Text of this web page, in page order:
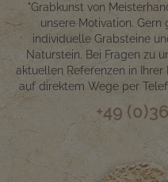
"Grabkunst von
unsere Motivation.
individuelle Grabsteine
Naturstein. Bei Fragen zu
aktuellen Referenzen in
auf direktem Wege per
+49